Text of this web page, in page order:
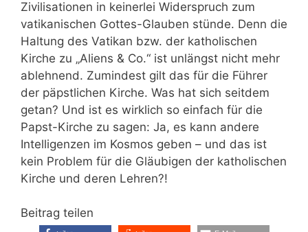
Zivilisationen in keinerlei Widerspruch zum
vatikanischen Gottes-Glauben stünde. Denn die
Haltung des Vatikan bzw. der katholischen
Kirche zu „Aliens & Co.“ ist unlängst nicht mehr
ablehnend. Zumindest gilt das für die Führer
der päpstlichen Kirche. Was hat sich seitdem
getan? Und ist es wirklich so einfach für die
Papst-Kirche zu sagen: Ja, es kann andere
Intelligenzen im Kosmos geben – und das ist
kein Problem für die Gläubigen der katholischen
Kirche und deren Lehren?!
Beitrag teilen